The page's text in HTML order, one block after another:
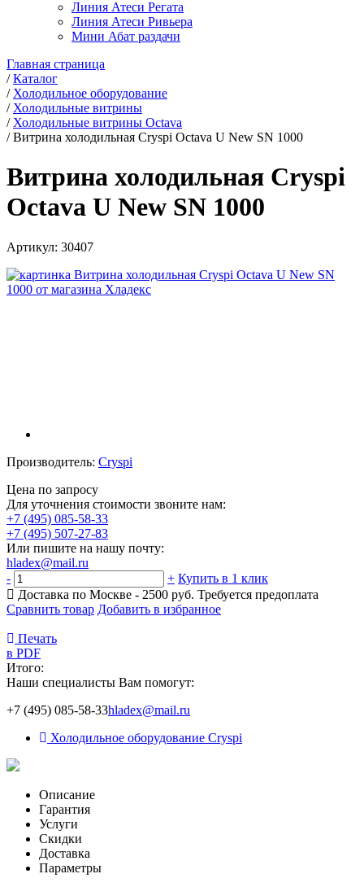
Линия Атеси Регата
Линия Атеси Ривьера
Мини Абат раздачи
Главная страница
/Каталог
/ Холодильное оборудование
/ Холодильные витрины
/ Холодильные витрины Octava
/Витрина холодильная Cryspi Octava U New SN 1000
Витрина холодильная Cryspi
Octava U New SN 1000
Артикул: 30407
Производитель: Cryspi
Цена по запросу
Для уточнения стоимости звоните нам:
+7 (495) 085-58-33
+7 (495) 507-27-83
Или пишите на нашу почту:
hladex@mail.ru
-
+ Купить в 1 клик
Доставка по Москве - 2500 руб. Требуется предоплата
Сравнить товар Добавить в избранное
Печать
в PDF
Итого:
Наши специалисты Вам помогут:
+7 (495) 085-58-33hladex@mail.ru
Холодильное оборудование Cryspi
Описание
Гарантия
Услуги
Скидки
Доставка
Параметры